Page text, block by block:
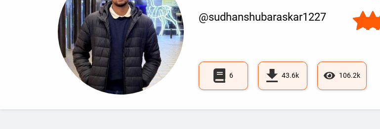
@sudhanshubaraskar1227
6 43.6k 106.2k